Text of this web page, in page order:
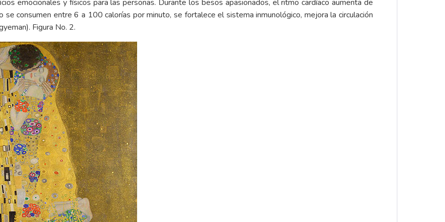
emocionales y físicos para las personas. Durante los besos apasionados, el ritmo cardíaco aumenta de
consumen entre 6 a 100 calorías por minuto, se fortalece el sistema inmunológico, mejora la circulación
Figura No. 2.